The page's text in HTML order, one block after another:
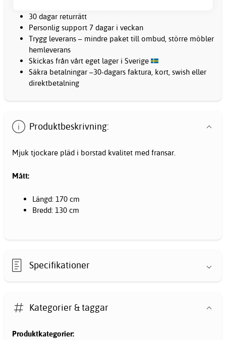
30 dagar returrätt
Personlig support 7 dagar i veckan
Trygg leverans – mindre paket till ombud, större möbler
hemleverans
Skickas från vårt eget lager i Sverige
Säkra betalningar –30-dagars faktura, kort, swish eller
direktbetalning
Produktbeskrivning:
Mjuk tjockare pläd i borstad kvalitet med fransar.
Mått:
Längd: 170 cm
Bredd: 130 cm
Specifikationer
Kategorier & taggar
Produktkategorier: